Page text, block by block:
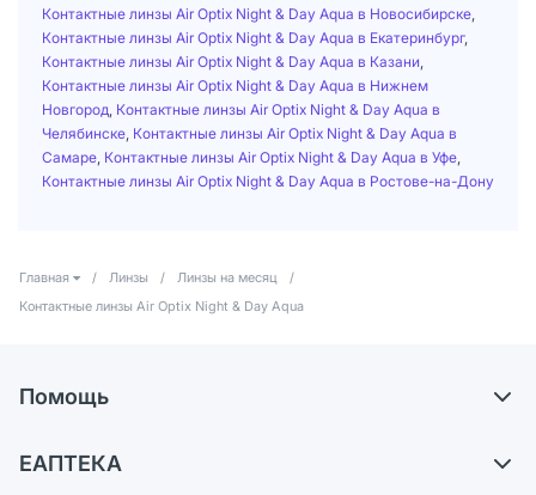
Контактные линзы Air Optix Night & Day Aqua в Новосибирске
Контактные линзы Air Optix Night & Day Aqua в Екатеринбург,
Контактные линзы Air Optix Night & Day Aqua в Казани
Контактные линзы Air Optix Night & Day Aqua в Нижнем
Новгород Контактные линзы Air Optix Night & Day Aqua в
Челябинске Контактные линзы Air Optix Night & Day Aqua в
Самаре Контактные линзы Air Optix Night & Day Aqua в Уфе
Контактные линзы Air Optix Night & Day Aqua в Ростове-на-Дону
Главная / Линзы / Линзы на месяц
/
Контактные линзы Air Optix Night & Day Aqua
Помощь
Самовывоз из аптек
ЕАПТЕКА